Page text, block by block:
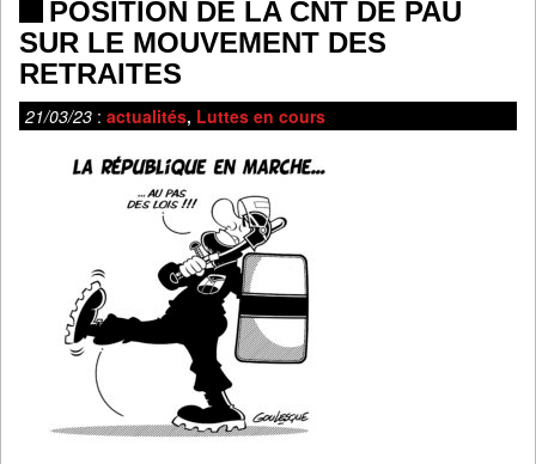
POSITION DE LA CNT DE PAU
SUR LE MOUVEMENT DES
RETRAITES
21/03/23 : actualités, Luttes en cours